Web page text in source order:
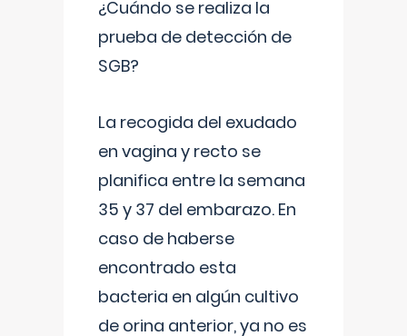
¿Cuándo se realiza la
prueba de detección de
SGB?
La recogida del exudado
en vagina y recto se
planifica entre la semana
35 y 37 del embarazo. En
caso de haberse
encontrado esta
bacteria en algún cultivo
de orina anterior, ya no es